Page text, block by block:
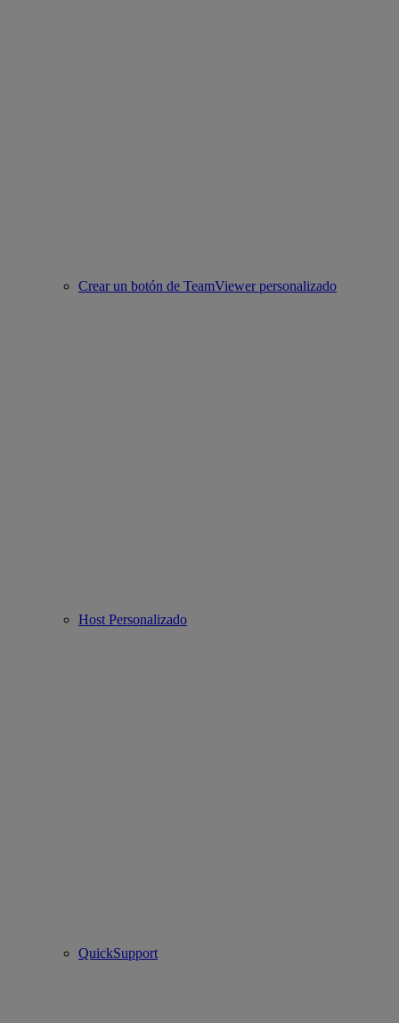
Crear un botón de TeamViewer personalizado
Host Personalizado
QuickSupport